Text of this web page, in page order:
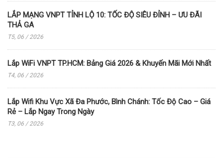
LẮP MẠNG VNPT TỈNH LỘ 10: TỐC ĐỘ SIÊU ĐỈNH – ƯU ĐÃI
THẢ GA
T5, 06 / 2026
Lắp WiFi VNPT TP.HCM: Bảng Giá 2026 & Khuyến Mãi Mới Nhất
T4, 06 / 2026
Lắp Wifi Khu Vực Xã Đa Phước, Bình Chánh: Tốc Độ Cao – Giá
Rẻ – Lắp Ngay Trong Ngày
T3, 06 / 2026